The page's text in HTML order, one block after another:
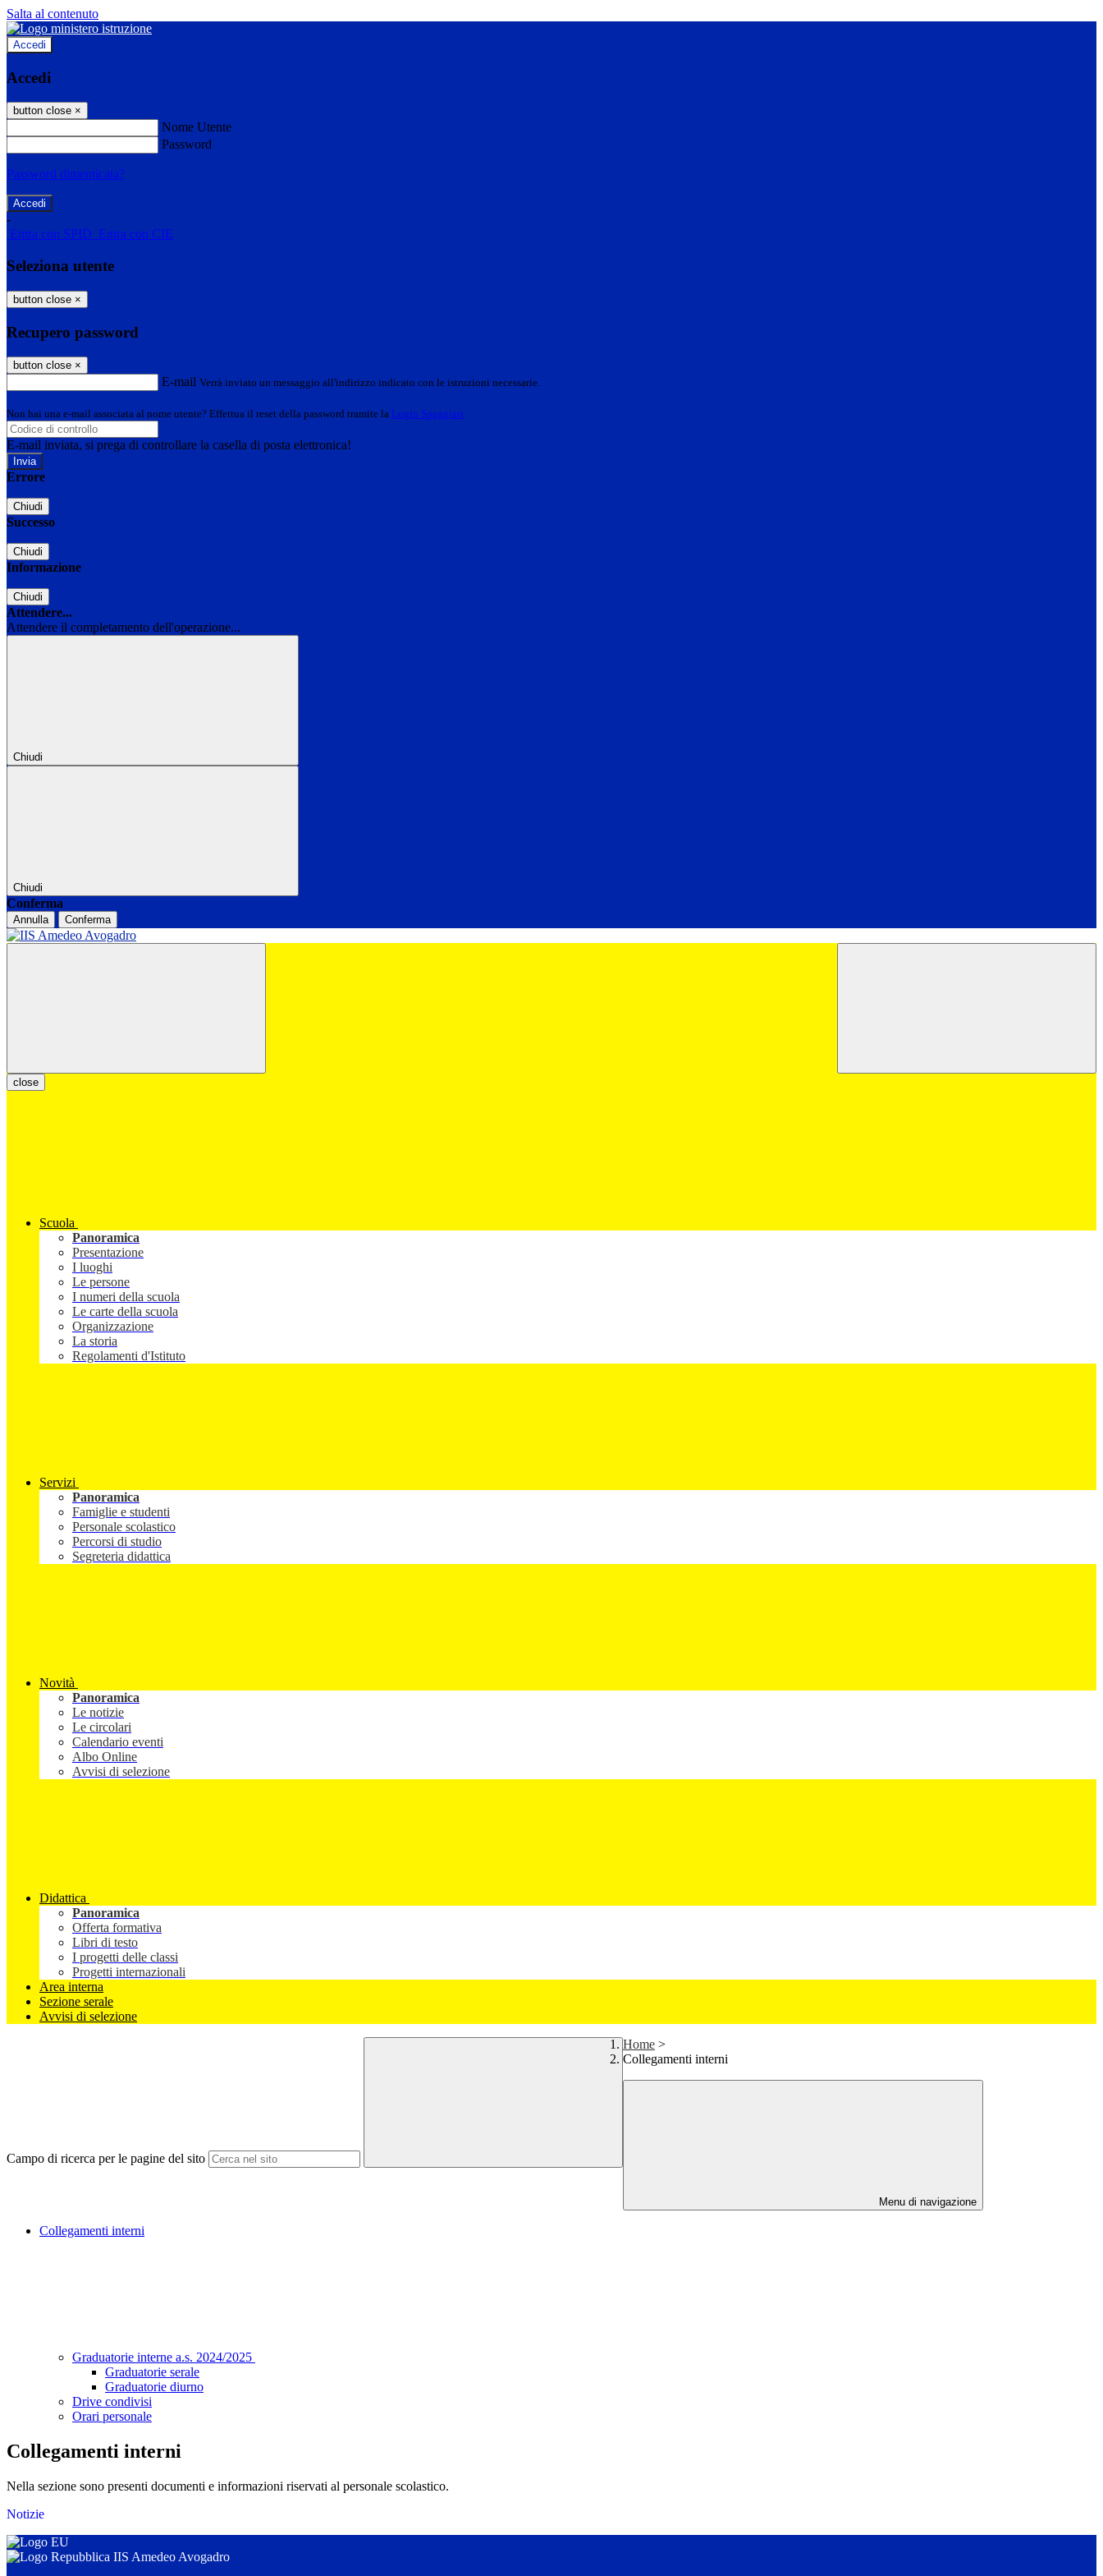
Salta al contenuto
Accedi
Accedi
button close ×
Nome Utente
Password
Password dimenticata?
-
Entra con SPID Entra con CIE
Seleziona utente
button close ×
Recupero password
button close ×
E-mail Verrà inviato un messaggio all'indirizzo indicato con le istruzioni necessarie.
Non hai una e-mail associata al nome utente? Effettua il reset della password tramite la Login Spaggiari
E-mail inviata, si prega di controllare la casella di posta elettronica!
Errore
Chiudi
Successo
Chiudi
Informazione
Chiudi
Attendere...
Attendere il completamento dell'operazione...
Chiudi
Chiudi
Conferma
Annulla Conferma
close
Scuola
Panoramica
Presentazione
I luoghi
Le persone
I numeri della scuola
Le carte della scuola
Organizzazione
La storia
Regolamenti d'Istituto
Servizi
Panoramica
Famiglie e studenti
Personale scolastico
Percorsi di studio
Segreteria didattica
Novità
Panoramica
Le notizie
Le circolari
Calendario eventi
Albo Online
Avvisi di selezione
Didattica
Panoramica
Offerta formativa
Libri di testo
I progetti delle classi
Progetti internazionali
Area interna
Sezione serale
Avvisi di selezione
Campo di ricerca per le pagine del sito
Home >
Collegamenti interni
Menu di navigazione
Collegamenti interni
Graduatorie interne a.s. 2024/2025
Graduatorie serale
Graduatorie diurno
Drive condivisi
Orari personale
Collegamenti interni
Nella sezione sono presenti documenti e informazioni riservati al personale scolastico.
Notizie
IIS Amedeo Avogadro